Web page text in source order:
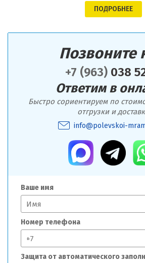
ПОДРОБНЕЕ
Позвоните
+7 (963)038
Ответим в
Быстро сориентируем по
отгрузки и
info@polevskoi-
Ваше имя
Номер телефона
Защита от автоматического